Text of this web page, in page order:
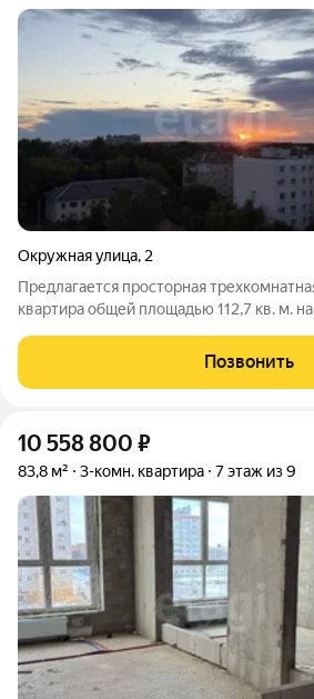
Окружная улица, 2
Предлагается просторная
квартира общей площадью 112,7 кв. м.
предложение в своем роде полностью подготовленная для
проживания квартира в которой
Позвонить
10 558 800 ₽
83,8 м² 3-комн. квартира 7 этаж из 9